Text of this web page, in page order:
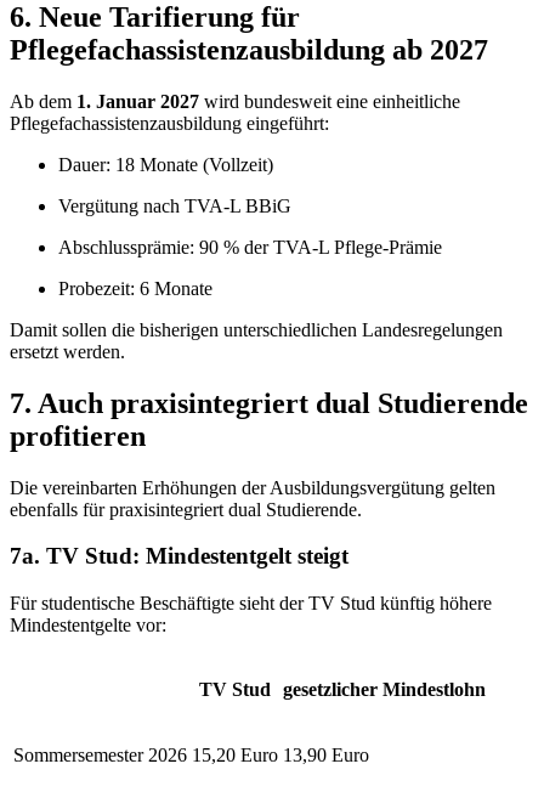
6. Neue Tarifierung für
Pflegefachassistenzausbildung ab 2027
Ab dem 1. Januar 2027 wird bundesweit eine einheitliche
Pflegefachassistenzausbildung eingeführt:
Dauer: 18 Monate (Vollzeit)
Vergütung nach TVA-L BBiG
Abschlussprämie: 90 % der TVA-L Pflege-Prämie
Probezeit: 6 Monate
Damit sollen die bisherigen unterschiedlichen Landesregelungen
ersetzt werden.
7. Auch praxisintegriert dual Studierende
profitieren
Die vereinbarten Erhöhungen der Ausbildungsvergütung gelten
ebenfalls für praxisintegriert dual Studierende.
7a. TV Stud: Mindestentgelt steigt
Für studentische Beschäftigte sieht der TV Stud künftig höhere
Mindestentgelte vor:
TV Stud gesetzlicher Mindestlohn
Sommersemester 2026 15,20 Euro 13,90 Euro